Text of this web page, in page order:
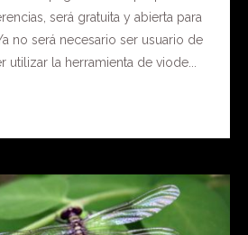
será gratuita y abierta para
no será necesario ser usuario de
utilizar la herramienta de viode...